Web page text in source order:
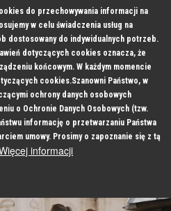
do przechowywania informacji na
w celu świadczenia usług na
dostosowany do indywidualnych potrzeb.
dotyczących cookies oznacza, że
końcowym. W każdym momencie
cookies.Szanowni Państwo, w
ochrony danych osobowych
o Ochronie Danych Osobowych (tzw.
informację o przetwarzaniu Państwa
umowy. Prosimy o zapoznanie się z tą
informacji